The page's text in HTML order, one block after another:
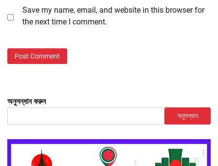
Save my name, email, and website in this browser for
the next time I comment.
অনুসন্ধান করুন
অনুসন্ধান